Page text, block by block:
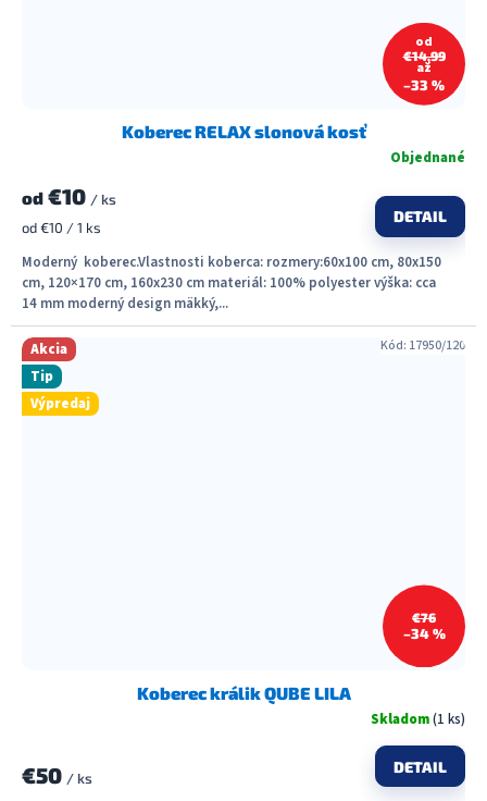
od
€14,99
až
–33 %
Koberec RELAX slonová kosť
Objednané
od €10 / ks
Jednotková
od €10 / 1 ks
DETAIL
Moderný koberec.Vlastnosti koberca: rozmery:60x100 cm, 80x150
cm, 120×170 cm, 160x230 cm materiál: 100% polyester výška: cca
14 mm moderný design mäkký,...
Akcia
Tip
Výpredaj
€76
–34 %
Koberec králik QUBE LILA
Skladom(1 ks)
€50 / ks
DETAIL
Kód: 17950/120